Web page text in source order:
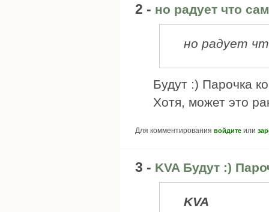
2 - но радует что
но радует
Будут :) Парочка
Хотя, может это
Для комментирования войдите или
3 - KVA Будут :)
KVA